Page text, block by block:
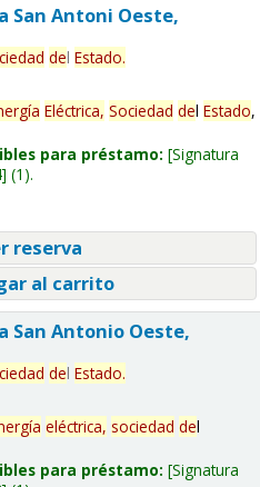
San Antoni Oeste,
del Estado.
Eléctrica, Sociedad del Estado,
para préstamo: Signatura
(1).
reserva
al carrito
San Antonio Oeste,
del Estado.
eléctrica, sociedad del
para préstamo: Signatura